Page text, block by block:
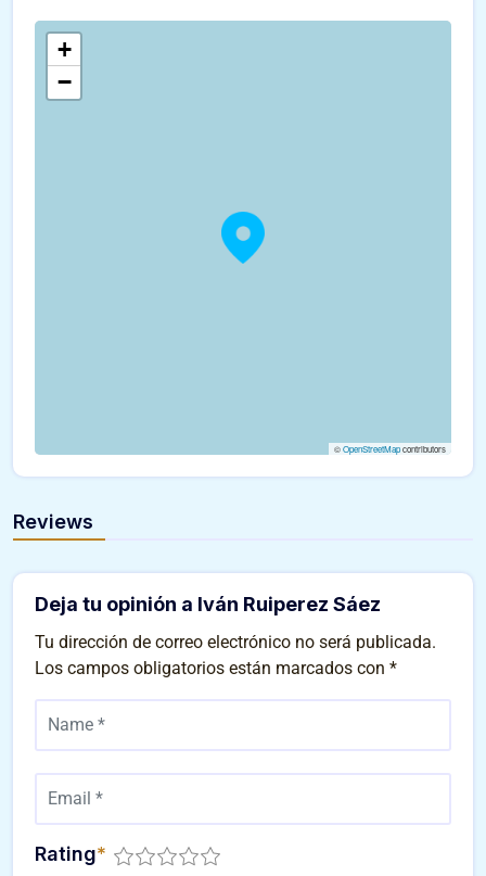
+
−
©OpenStreetMapcontributors
Reviews
Deja tu opinión a Iván Ruiperez Sáez
Tu dirección de correo electrónico no será publicada.
Los campos obligatorios están marcados con *
Rating*